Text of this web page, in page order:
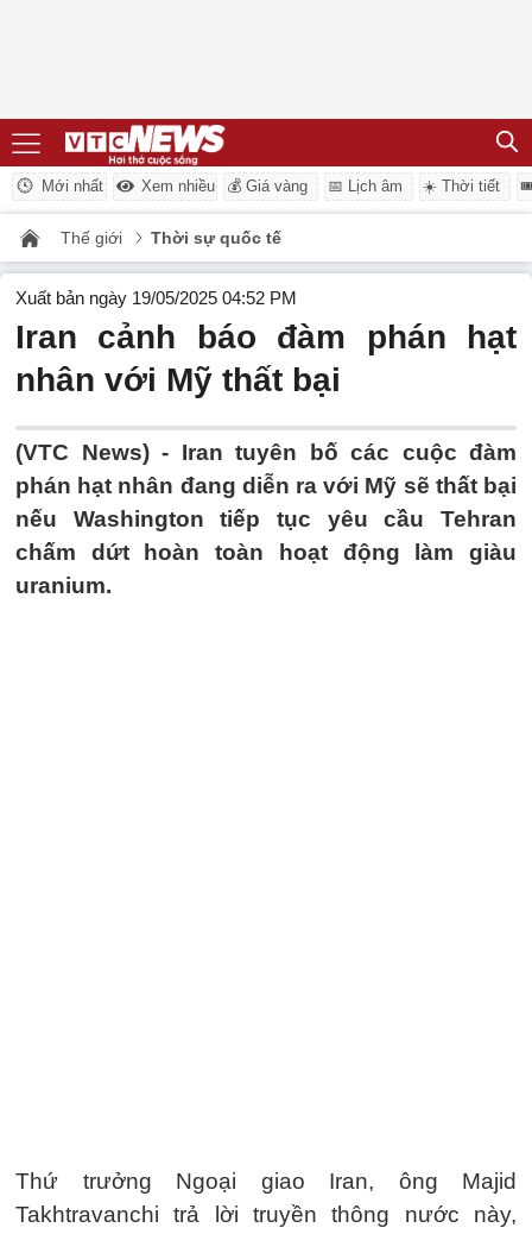
Mới nhất Xem nhiều 💰 Giá vàng 📅 Lịch âm ☀️ Thời tiết
Thế giới Thời sự quốc tế
Xuất bản ngày 19/05/2025 04:52 PM
Iran cảnh báo đàm phán hạt
nhân với Mỹ thất bại
(VTC News) - Iran tuyên bố các cuộc đàm
phán hạt nhân đang diễn ra với Mỹ sẽ thất bại
nếu Washington tiếp tục yêu cầu Tehran
chấm dứt hoàn toàn hoạt động làm giàu
uranium.
Thứ trưởng Ngoại giao Iran, ông Majid
Takhtravanchi trả lời truyền thông nước này,